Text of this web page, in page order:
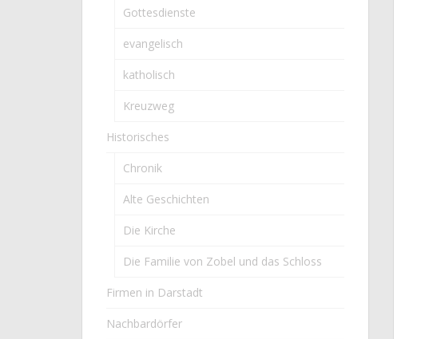
Gottesdienste
evangelisch
katholisch
Kreuzweg
Historisches
Chronik
Alte Geschichten
Die Kirche
Die Familie von Zobel und das Schloss
Firmen in Darstadt
Nachbardörfer